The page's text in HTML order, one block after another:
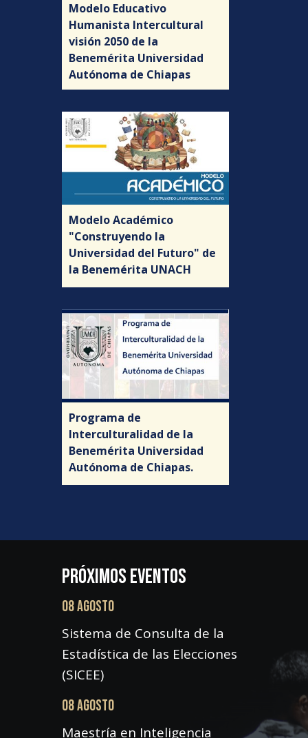
Modelo Educativo
Humanista Intercultural
visión 2050 de la
Benemérita Universidad
Autónoma de Chiapas
Modelo Académico
"Construyendo la
Universidad del Futuro" de
la Benemérita UNACH
Programa de
Interculturalidad de la
Benemérita Universidad
Autónoma de Chiapas.
PRÓXIMOS EVENTOS
08 AGOSTO
Sistema de Consulta de la
Estadística de las Elecciones
(SICEE)
08 AGOSTO
Maestría en Inteligencia